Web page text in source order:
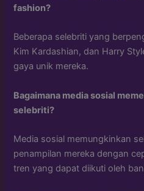
fashion?
Beberapa selebriti yang
Kim Kardashian, dan Harry
gaya unik mereka.
Bagaimana media sosial
selebriti?
Media sosial memungkinkan
penampilan mereka dengan
tren yang dapat diikuti oleh